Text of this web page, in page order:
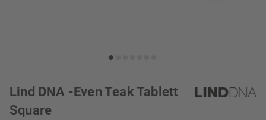
Lind DNA -Even Teak Tablett
Square